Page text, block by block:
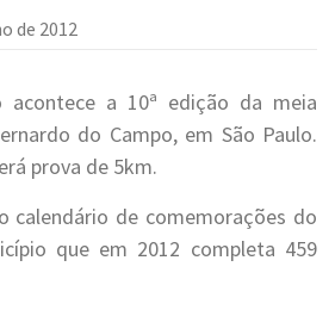
de 2012
a 10ª edição da meia
do Campo, em São Paulo.
prova de 5km.
calendário de comemorações do
que em 2012 completa 459